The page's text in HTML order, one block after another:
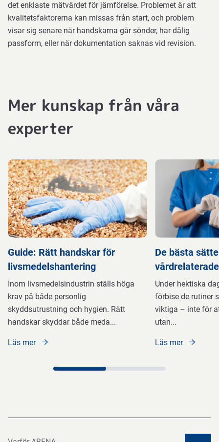
det enklaste mätvärdet för jämförelse. Problemet är att
kvalitetsfaktorerna kan missas från start, och problem
visar sig senare när handskarna går sönder, har dålig
passform, eller när dokumentation saknas vid revision.
Mer kunskap från våra
experter
Guide: Rätt handskar för
livsmedelshantering
Inom livsmedelsindustrin ställs höga
krav på både personlig
skyddsutrustning och hygien. Rätt
handskar skyddar både meda...
Läs mer
De bästa
Under hektiska
förbise de rutiner
viktiga – inte för
utan...
Läs mer